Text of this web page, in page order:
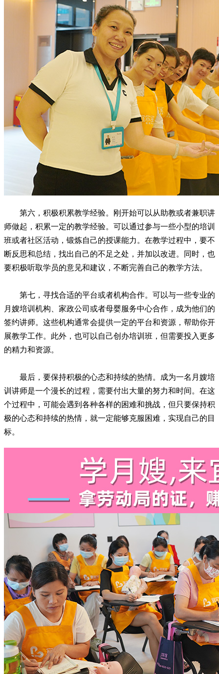
第六，积极积累教学经验。刚开始可以从助教或者兼职讲
师做起，积累一定的教学经验。可以通过参与一些小型的培训
班或者社区活动，锻炼自己的授课能力。在教学过程中，要不
断反思和总结，找出自己的不足之处，并加以改进。同时，也
要积极听取学员的意见和建议，不断完善自己的教学方法。
第七，寻找合适的平台或者机构合作。可以与一些专业的
月嫂培训机构、家政公司或者母婴服务中心合作，成为他们的
签约讲师。这些机构通常会提供一定的平台和资源，帮助你开
展教学工作。此外，也可以自己创办培训班，但需要投入更多
的精力和资源。
最后，要保持积极的心态和持续的热情。成为一名月嫂培
训讲师是一个漫长的过程，需要付出大量的努力和时间。在这
个过程中，可能会遇到各种各样的困难和挑战，但只要保持积
极的心态和持续的热情，就一定能够克服困难，实现自己的目
标。